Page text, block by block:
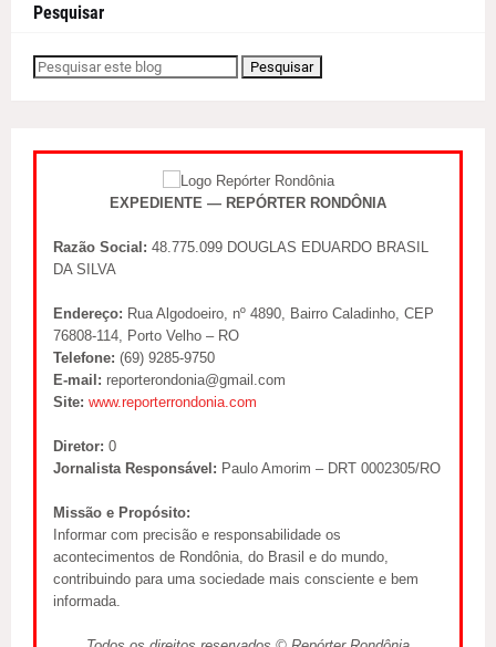
Pesquisar
EXPEDIENTE — REPÓRTER RONDÔNIA
Razão Social: 48.775.099 DOUGLAS EDUARDO BRASIL
DA SILVA
Endereço: Rua Algodoeiro, nº 4890, Bairro Caladinho, CEP
76808-114, Porto Velho – RO
Telefone: (69) 9285-9750
E-mail: reporterondonia@gmail.com
Site: www.reporterrondonia.com
Diretor: 0
Jornalista Responsável: Paulo Amorim – DRT 0002305/RO
Missão e Propósito:
Informar com precisão e responsabilidade os
acontecimentos de Rondônia, do Brasil e do mundo,
contribuindo para uma sociedade mais consciente e bem
informada.